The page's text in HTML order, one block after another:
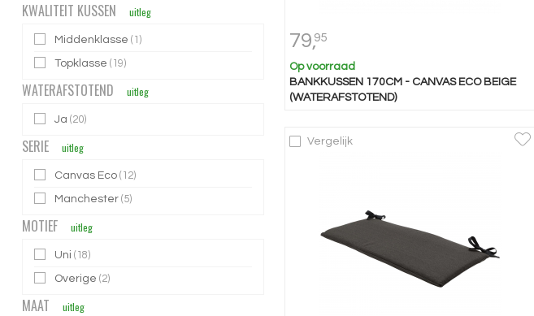
KWALITEIT KUSSEN uitleg
Middenklasse(1)
Topklasse(19)
WATERAFSTOTEND uitleg
Ja(20)
SERIE uitleg
Canvas Eco(12)
Manchester(5)
MOTIEF uitleg
Uni(18)
Overige(2)
MAAT uitleg
79,95
Op voorraad
BANKKUSSEN 170CM - CANVAS ECO BEIGE
(WATERAFSTOTEND)
Vergelijk